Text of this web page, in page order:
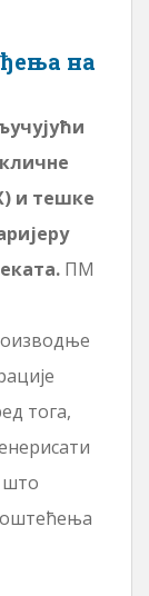
на
и тешке
ПМ
тога,
што
оштећења